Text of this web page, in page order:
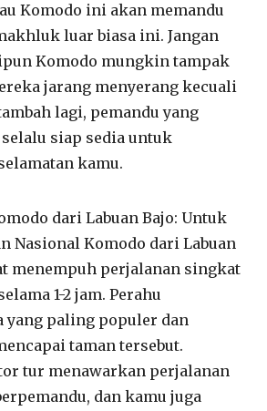
Komodo ini akan memandu
luar biasa ini. Jangan
Komodo mungkin tampak
jarang menyerang kecuali
lagi, pemandu yang
siap sedia untuk
kamu.
dari Labuan Bajo: Untuk
Nasional Komodo dari Labuan
menempuh perjalanan singkat
1-2 jam. Perahu
yang paling populer dan
taman tersebut.
tur menawarkan perjalanan
dan kamu juga